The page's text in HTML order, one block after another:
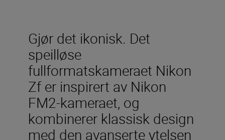
Gjør det ikonisk. Det
speilløse
fullformatskameraet Nikon
Zf er inspirert av Nikon
FM2-kameraet, og
kombinerer klassisk design
med den avanserte ytelsen